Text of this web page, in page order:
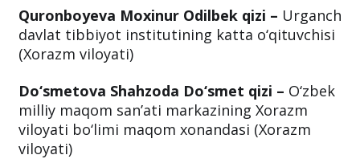
Quronboyeva Moxinur Odilbek qizi – Urganch
davlat tibbiyot institutining katta o‘qituvchisi
(Xorazm viloyati)
Do‘smetova Shahzoda Do‘smet qizi – O‘zbek
milliy maqom san’ati markazining Xorazm
viloyati bo‘limi maqom xonandasi (Xorazm
viloyati)